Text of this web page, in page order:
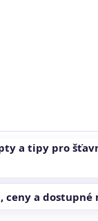
a tipy pro
ceny a dostupné